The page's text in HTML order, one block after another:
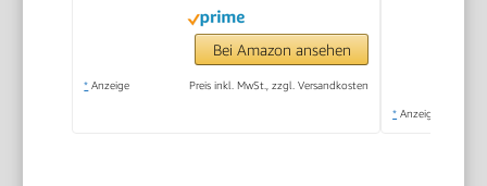
Bei Amazon ansehen
* Anzeige Preis inkl. MwSt., zzgl. Versandkosten
* Anzeige